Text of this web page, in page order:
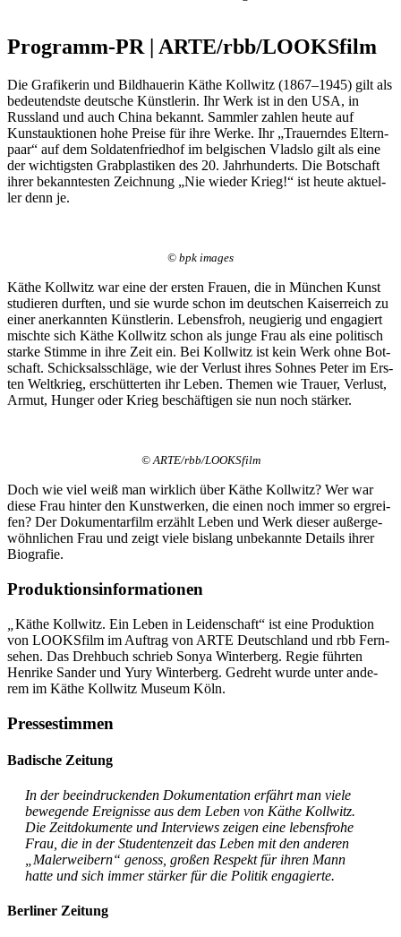
Programm-PR | ARTE/rbb/LOOKSfilm
Die Gra­fi­ke­rin und Bild­haue­rin Käthe Koll­witz (1867–1945) gilt als
bedeu­tends­te deut­sche Künst­le­rin. Ihr Werk ist in den USA, in
Russ­land und auch Chi­na bekannt. Samm­ler zah­len heu­te auf
Kunst­auk­tio­nen hohe Prei­se für ihre Wer­ke. Ihr „Trau­ern­des Eltern­
paar“ auf dem Sol­da­ten­fried­hof im bel­gi­schen Vladslo gilt als eine
der wich­tigs­ten Grab­plas­ti­ken des 20. Jahr­hun­derts. Die Bot­schaft
ihrer bekann­tes­ten Zeich­nung „Nie wie­der Krieg!“ ist heu­te aktu­el­
ler denn je.
© bpk images
Käthe Koll­witz war eine der ers­ten Frau­en, die in Mün­chen Kunst
stu­die­ren durf­ten, und sie wur­de schon im deut­schen Kai­ser­reich zu
einer aner­kann­ten Künst­le­rin. Lebens­froh, neu­gie­rig und enga­giert
misch­te sich Käthe Koll­witz schon als jun­ge Frau als eine poli­tisch
star­ke Stim­me in ihre Zeit ein. Bei Koll­witz ist kein Werk ohne Bot­
schaft. Schick­sals­schlä­ge, wie der Ver­lust ihres Soh­nes Peter im Ers­
ten Welt­krieg, erschüt­ter­ten ihr Leben. The­men wie Trau­er, Ver­lust,
Armut, Hun­ger oder Krieg beschäf­ti­gen sie nun noch stär­ker.
© ARTE/rbb/LOOKSfilm
Doch wie viel weiß man wirk­lich über Käthe Koll­witz? Wer war
die­se Frau hin­ter den Kunst­wer­ken, die einen noch immer so ergrei­
fen? Der Doku­men­tar­film erzählt Leben und Werk die­ser außer­ge­
wöhn­li­chen Frau und zeigt vie­le bis­lang unbe­kann­te Details ihrer
Bio­gra­fie.
Produktionsinformationen
Käthe Koll­witz. Ein Leben in Lei­den­schaft“ ist eine Pro­duk­ti­on
von LOOKS­film im Auf­trag von ARTE Deutsch­land und rbb Fern­
se­hen. Das Dreh­buch schrieb Sonya Win­ter­berg. Regie führ­ten
Hen­ri­ke San­der und Yury Win­ter­berg. Gedreht wur­de unter ande­
rem im Käthe Koll­witz Muse­um Köln.
Pressestimmen
Badische Zeitung
In der beein­dru­cken­den Doku­men­ta­ti­on erfährt man vie­le
bewe­gen­de Ereig­nis­se aus dem Leben von Käthe Koll­witz.
Die Zeit­do­ku­men­te und Inter­views zei­gen eine lebens­fro­he
Frau, die in der Stu­den­ten­zeit das Leben mit den ande­ren
„Maler­wei­bern“ genoss, gro­ßen Respekt für ihren Mann
hat­te und sich immer stär­ker für die Poli­tik enga­gier­te.
Berliner Zeitung